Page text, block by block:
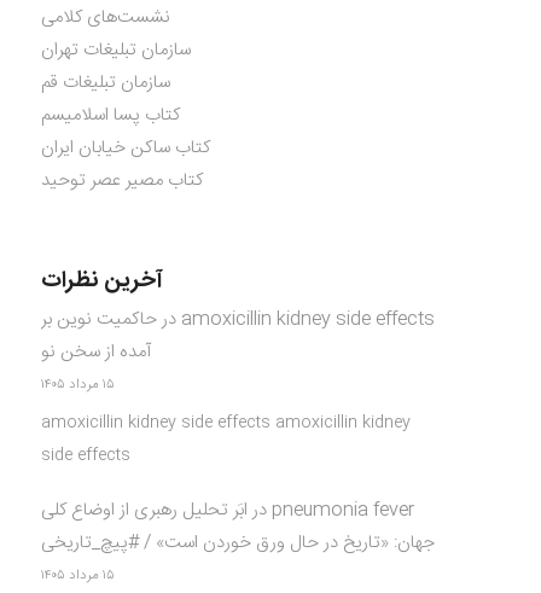
نشست‌های کلامی
سازمان تبلیغات تهران
سازمان تبلیغات قم
کتاب پسا اسلامیسم
کتاب ساکن خیابان ایران
کتاب مصیر عصر توحید
آخرین نظرات
amoxicillin kidney side effects درحاکمیت نوین بر
آمده از سخن نو
۱۵ مرداد ۱۴۰۵
amoxicillin kidney side effects amoxicillin kidney
side effects
pneumonia fever درابَر تحلیل رهبری از اوضاع کلی
جهان: «تاریخ در حال ورق خوردن است» / #پیچ_تاریخی
۱۵ مرداد ۱۴۰۵